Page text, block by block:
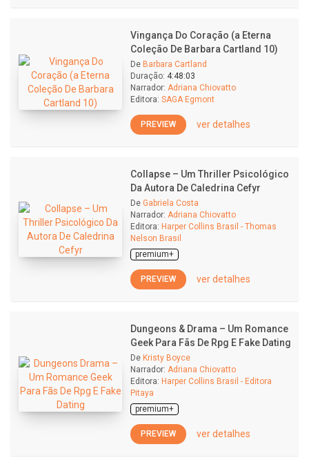
Vingança Do Coração (a Eterna
Coleção De Barbara Cartland 10)
De Barbara Cartland
Duração: 4:48:03
Narrador: Adriana Chiovatto
Editora: SAGA Egmont
PREVIEW ver detalhes
Collapse – Um Thriller Psicológico
Da Autora De Caledrina Cefyr
De Gabriela Costa
Narrador: Adriana Chiovatto
Editora: Harper Collins Brasil - Thomas
Nelson Brasil
premium+
PREVIEW ver detalhes
Dungeons & Drama – Um Romance
Geek Para Fãs De Rpg E Fake Dating
De Kristy Boyce
Narrador: Adriana Chiovatto
Editora: Harper Collins Brasil - Editora
Pitaya
premium+
PREVIEW ver detalhes